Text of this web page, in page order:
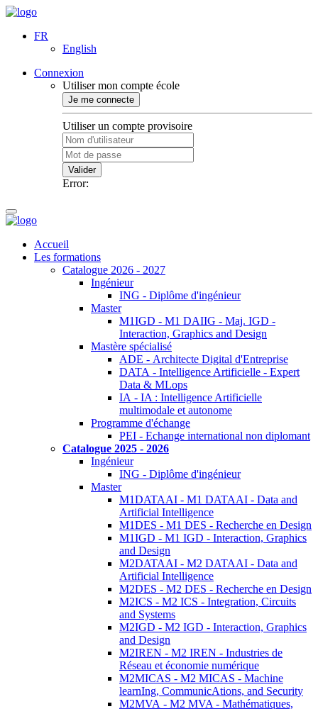
FR
English
Connexion
Utiliser mon compte école
Je me connecte
Utiliser un compte provisoire
Valider
Error:
Accueil
Les formations
Catalogue 2026 - 2027
Ingénieur
ING - Diplôme d'ingénieur
Master
M1IGD - M1 DAIIG - Maj. IGD -
Interaction, Graphics and Design
Mastère spécialisé
ADE - Architecte Digital d'Entreprise
DATA - Intelligence Artificielle - Expert
Data & MLops
IA - IA : Intelligence Artificielle
multimodale et autonome
Programme d'échange
PEI - Echange international non diplomant
Catalogue 2025 - 2026
Ingénieur
ING - Diplôme d'ingénieur
Master
M1DATAAI - M1 DATAAI - Data and
Artificial Intelligence
M1DES - M1 DES - Recherche en Design
M1IGD - M1 IGD - Interaction, Graphics
and Design
M2DATAAI - M2 DATAAI - Data and
Artificial Intelligence
M2DES - M2 DES - Recherche en Design
M2ICS - M2 ICS - Integration, Circuits
and Systems
M2IGD - M2 IGD - Interaction, Graphics
and Design
M2IREN - M2 IREN - Industries de
Réseau et économie numérique
M2MICAS - M2 MICAS - Machine
learnIng, CommunicAtions, and Security
M2MVA - M2 MVA - Mathématiques,